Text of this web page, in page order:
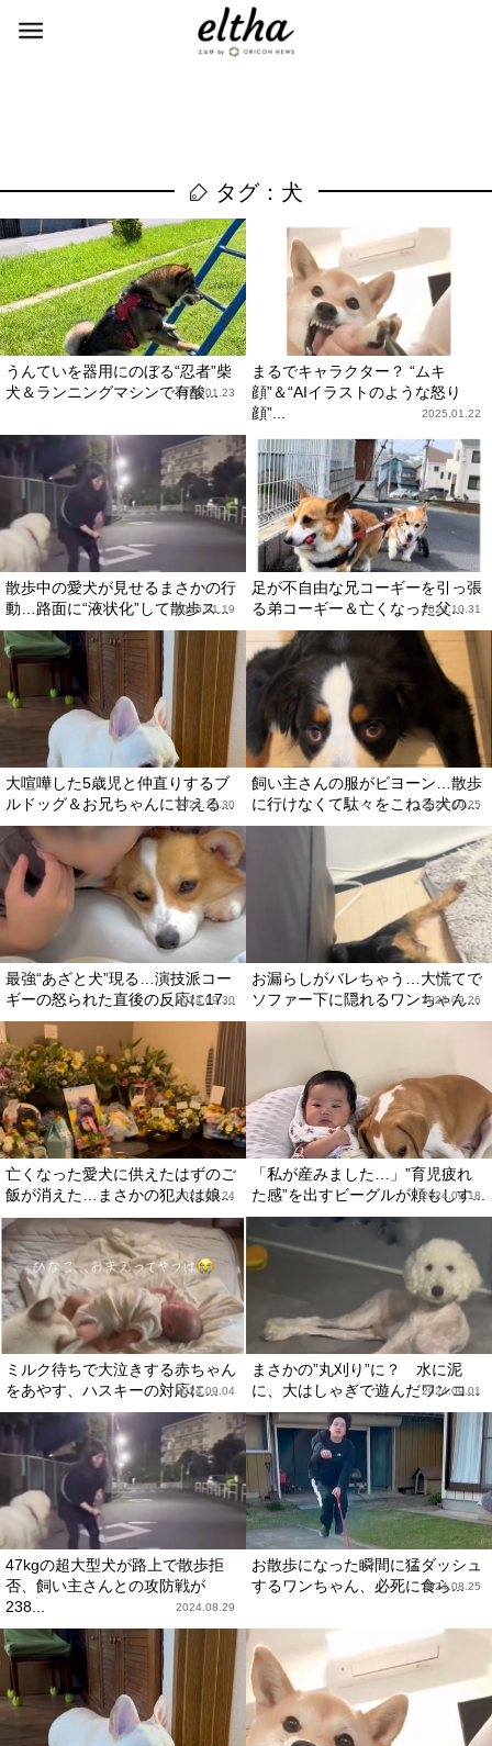
タグ：犬
うんていを器用にのぼる“忍者”柴
犬＆ランニングマシンで有酸...
2025.01.23
まるでキャラクター？ “ムキ
顔”＆“AIイラストのような怒り
顔”...
2025.01.22
散歩中の愛犬が見せるまさかの行
動…路面に“液状化”して散歩ス...
2025.01.19
足が不自由な兄コーギーを引っ張
る弟コーギー＆亡くなった父...
2024.10.31
大喧嘩した5歳児と仲直りするブ
ルドッグ＆お兄ちゃんに甘える...
2024.10.30
飼い主さんの服がビヨーン…散歩
に行けなくて駄々をこねる犬の...
2024.10.25
最強“あざと犬”現る…演技派コー
ギーの怒られた直後の反応に17...
2024.09.30
お漏らしがバレちゃう…大慌てで
ソファー下に隠れるワンちゃん...
2024.09.26
亡くなった愛犬に供えたはずのご
飯が消えた…まさかの犯人は娘...
2024.09.24
「私が産みました…」”育児疲れ
た感”を出すビーグルが頼もしす...
2024.09.18
ミルク待ちで大泣きする赤ちゃん
をあやす、ハスキーの対応に...
2024.09.04
まさかの”丸刈り”に？ 水に泥
に、大はしゃぎで遊んだワンコ...
2024.09.01
47kgの超大型犬が路上で散歩拒
否、飼い主さんとの攻防戦が
238...
2024.08.29
お散歩になった瞬間に猛ダッシュ
するワンちゃん、必死に食ら...
2024.08.25